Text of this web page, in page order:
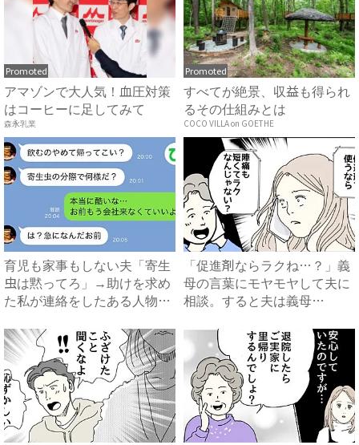
Promoted
アマゾンで大人気！血圧対策
はコーヒーに足してみて
森永乳業
Promoted
すべてが絶景、収益も得られ
るその仕組みとは
COCO VILLA on GOETHE
育児も家事もしない夫「寄生
虫は黙ってろ」→助けを求め
た私が連絡をしたある人物と
「促進剤ならラクね…？」義
母の言葉にモヤモヤして夫に
相談。すると夫は義母